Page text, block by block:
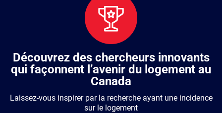
Découvrez des chercheurs innovants
qui façonnent l’avenir du logement au
Canada
Laissez-vous inspirer par la recherche ayant une incidence
sur le logement